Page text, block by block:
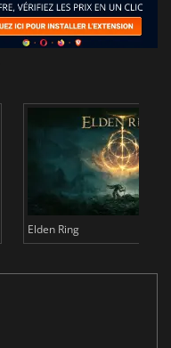
Elden Ring